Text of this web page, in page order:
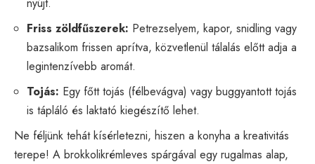
Friss zöldfűszerek: Petrezselyem, kapor, snidling vagy
bazsalikom frissen aprítva, közvetlenül tálalás előtt adja a
legintenzívebb aromát.
Tojás: Egy főtt tojás (félbevágva) vagy buggyantott tojás
is tápláló és laktató kiegészítő lehet.
Ne féljünk tehát kísérletezni, hiszen a konyha a kreativitás
terepe! A brokkolikrémleves spárgával egy rugalmas alap,